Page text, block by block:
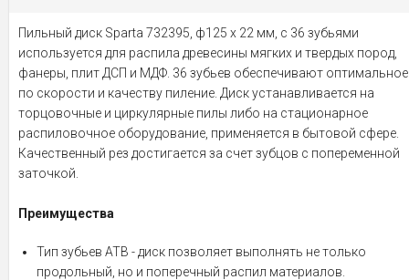
Пильный диск Sparta 732395, ф125 х 22 мм, с 36 зубьями
используется для распила древесины мягких и твердых пород,
фанеры, плит ДСП и МДФ. 36 зубьев обеспечивают оптимальное
по скорости и качеству пиление. Диск устанавливается на
торцовочные и циркулярные пилы либо на стационарное
распиловочное оборудование, применяется в бытовой сфере.
Качественный рез достигается за счет зубцов с попеременной
заточкой.
Преимущества
Тип зубьев АТВ - диск позволяет выполнять не только
продольный, но и поперечный распил материалов.